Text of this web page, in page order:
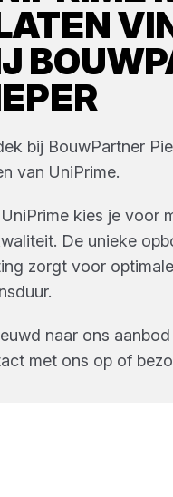
bij BouwPartner
van UniPrime.
kies je voor
De unieke
zorgt voor
naar ons
met ons op of